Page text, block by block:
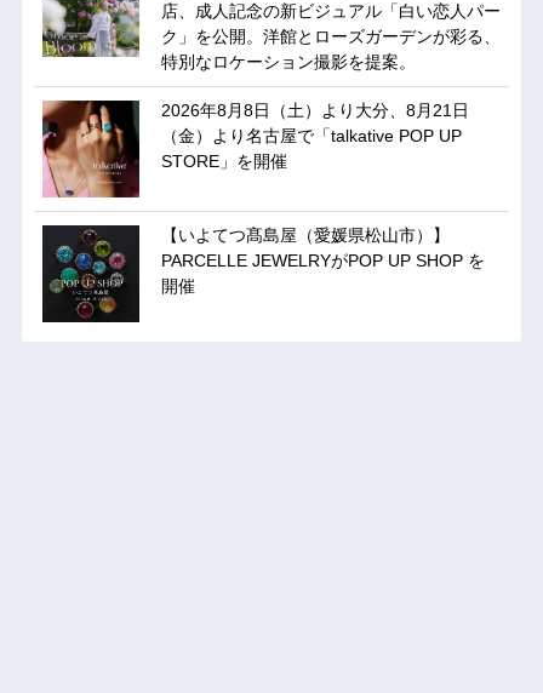
店、成人記念の新ビジュアル「白い恋人パー
ク」を公開。洋館とローズガーデンが彩る、
特別なロケーション撮影を提案。
2026年8月8日（土）より大分、8月21日
（金）より名古屋で「talkative POP UP
STORE」を開催
【いよてつ髙島屋（愛媛県松山市）】
PARCELLE JEWELRYがPOP UP SHOP を
開催